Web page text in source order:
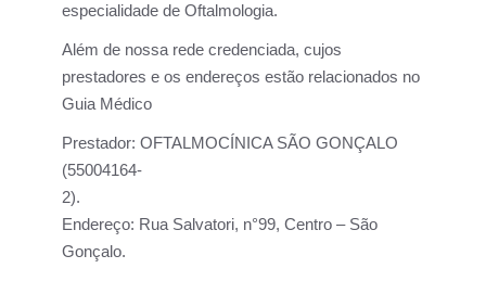
especialidade de Oftalmologia.
Além de nossa rede credenciada, cujos
prestadores e os endereços estão relacionados no
Guia Médico
Prestador: OFTALMOCÍNICA SÃO GONÇALO
(55004164-
2).
Endereço: Rua Salvatori, n°99, Centro – São
Gonçalo.